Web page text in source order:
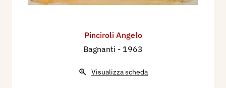
Pinciroli Angelo
Bagnanti - 1963
Visualizza scheda